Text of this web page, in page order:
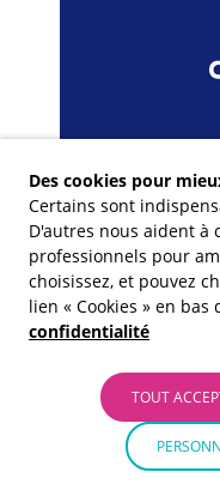
Nos financeurs
Des cookies pour
Certains sont
D'autres nous aident à
professionnels pour
choisissez, et pouvez
lien « Cookies » en bas
confidentialité
TOUT